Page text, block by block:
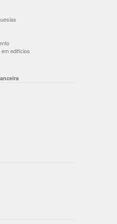
edifícios